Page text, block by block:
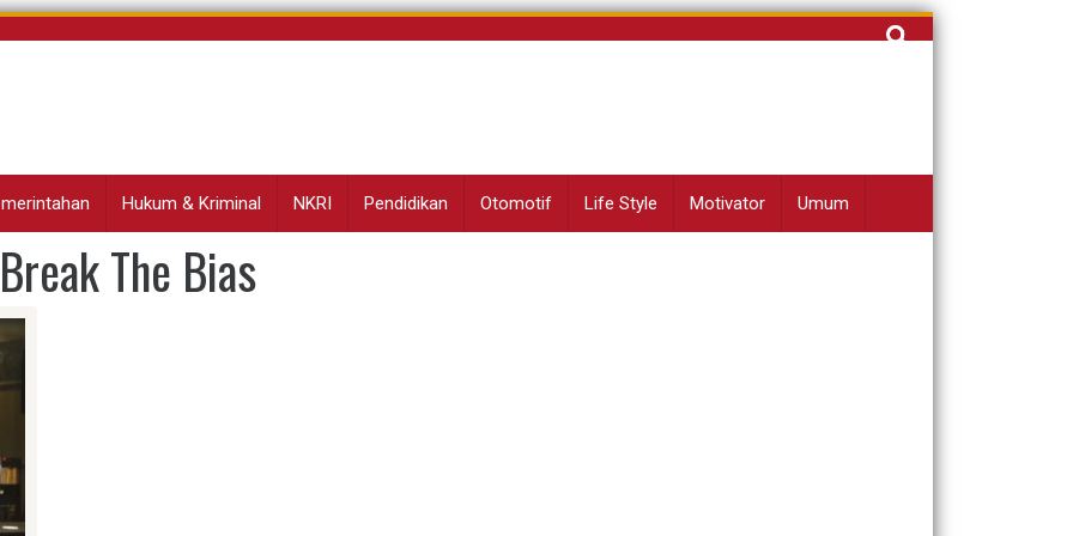
Cari
Hukum & Kriminal NKRI Pendidikan Otomotif Life Style Motivator Umum
The Bias